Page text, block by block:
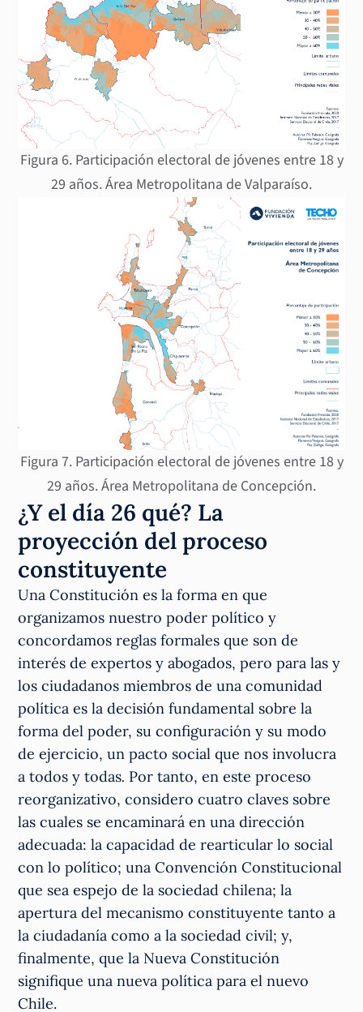
Figura 6. Participación electoral de jóvenes entre 18 y
29 años. Área Metropolitana de Valparaíso.
Figura 7. Participación electoral de jóvenes entre 18 y
29 años. Área Metropolitana de Concepción.
¿Y el día 26 qué? La
proyección del proceso
constituyente
Una Constitución es la forma en que
organizamos nuestro poder político y
concordamos reglas formales que son de
interés de expertos y abogados, pero para las y
los ciudadanos miembros de una comunidad
política es la decisión fundamental sobre la
forma del poder, su configuración y su modo
de ejercicio, un pacto social que nos involucra
a todos y todas. Por tanto, en este proceso
reorganizativo, considero cuatro claves sobre
las cuales se encaminará en una dirección
adecuada: la capacidad de rearticular lo social
con lo político; una Convención Constitucional
que sea espejo de la sociedad chilena; la
apertura del mecanismo constituyente tanto a
la ciudadanía como a la sociedad civil; y,
finalmente, que la Nueva Constitución
signifique una nueva política para el nuevo
Chile.